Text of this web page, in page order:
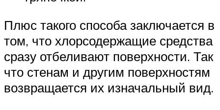
Плюс такого способа заключается в
том, что хлорсодержащие средства
сразу отбеливают поверхности. Так
что стенам и другим поверхностям
возвращается их изначальный вид.